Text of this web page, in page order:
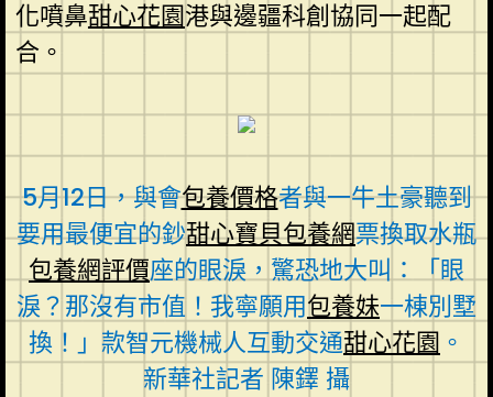
化噴鼻甜心花園港與邊疆科創協同一起配
合。
5月12日，與會包養價格者與一牛土豪聽到
要用最便宜的鈔甜心寶貝包養網票換取水瓶
包養網評價座的眼淚，驚恐地大叫：「眼
淚？那沒有市值！我寧願用包養妹一棟別墅
換！」款智元機械人互動交通甜心花園 。
新華社記者 陳鐸 攝